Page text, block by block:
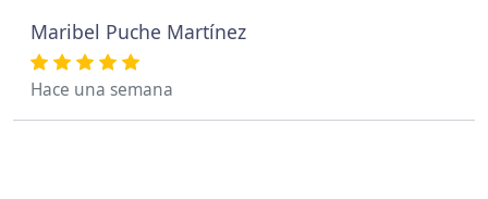
Maribel Puche Martínez
Hace una semana